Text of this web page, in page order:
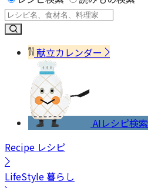
献立カレンダー
AIレシピ検索
Recipe レシピ
LifeStyle暮らし